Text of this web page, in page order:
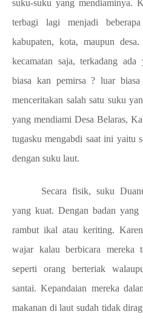
suku-suku yang mendiaminya.
terbagi lagi menjadi
kabupaten, kota, maupun
kecamatan saja, terkadang
biasa kan pemirsa ? luar
menceritakan salah satu suku
yang mendiami Desa Belaras,
tugasku mengabdi saat ini yaitu
dengan suku laut.
Secara fisik, suku
yang kuat. Dengan badan
rambut ikal atau keriting.
wajar kalau berbicara mereka
seperti orang berteriak
santai. Kepandaian mereka
makanan di laut sudah tidak